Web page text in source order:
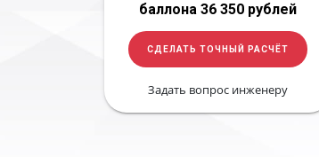
баллона 36 350 рублей
СДЕЛАТЬ ТОЧНЫЙ РАСЧЁТ
Задать вопрос инженеру